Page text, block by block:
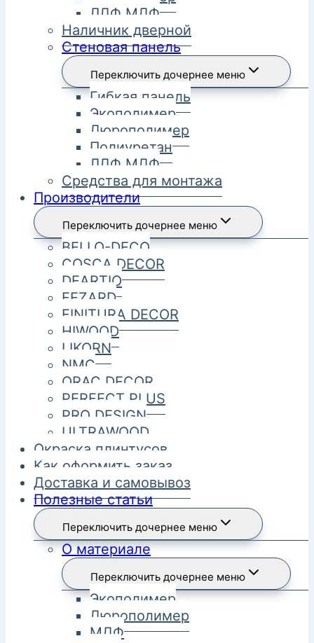
ЛДФ МДФ
Наличник дверной
Стеновая панель
Переключить дочернее меню
Гибкая панель
Экополимер
Дюрополимер
Полиуретан
ЛДФ МДФ
Средства для монтажа
Производители
Переключить дочернее меню
BELLO-DECO
COSCA DECOR
DEARTIO
FEZARD
FINITURA DECOR
HIWOOD
LIKORN
NMC
ORAC DECOR
PERFECT PLUS
PRO DESIGN
ULTRAWOOD
Окраска плинтусов
Как оформить заказ
Доставка и самовывоз
Полезные статьи
Переключить дочернее меню
О материале
Переключить дочернее меню
Экополимер
Дюрополимер
МДФ